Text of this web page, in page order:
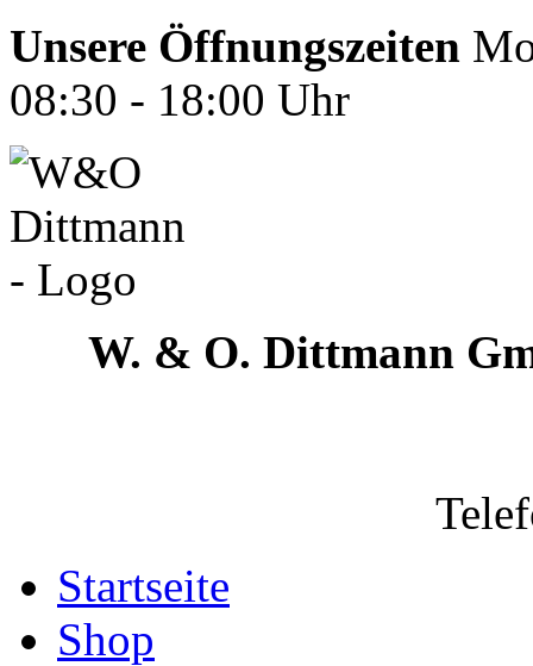
Unsere Öffnungszeiten
08:30 - 18:00 Uhr
W. & O. Dittmann
Startseite
Shop